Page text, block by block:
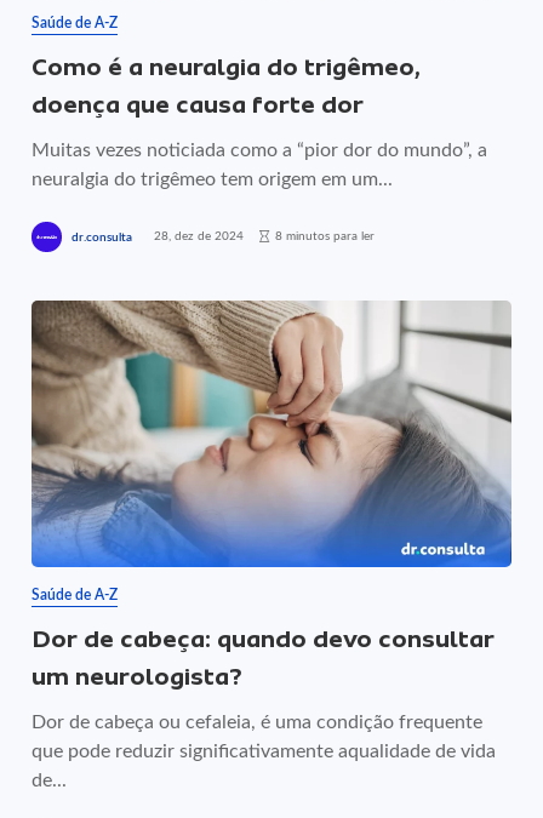
Saúde de A-Z
Como é a neuralgia do trigêmeo,
doença que causa forte dor
Muitas vezes noticiada como a “pior dor do mundo”, a
neuralgia do trigêmeo tem origem em um...
dr.consulta 28, dez de 2024 8 minutos para ler
Saúde de A-Z
Dor de cabeça: quando devo consultar
um neurologista?
Dor de cabeça ou cefaleia, é uma condição frequente
que pode reduzir significativamente aqualidade de vida
de...